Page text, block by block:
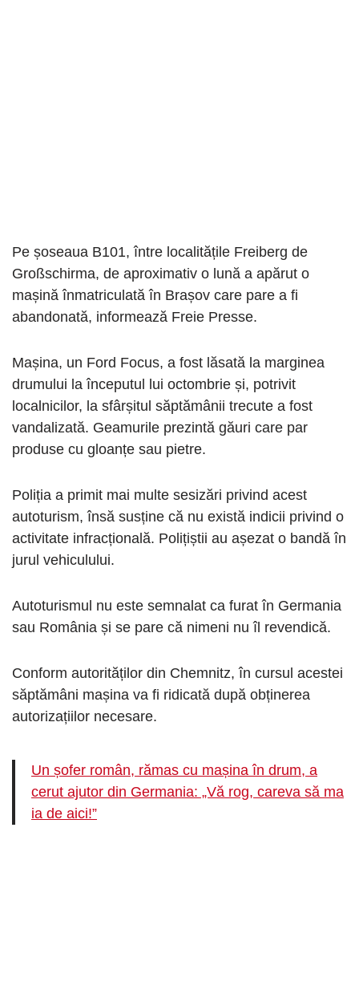
Pe șoseaua B101, între localitățile Freiberg de
Großschirma, de aproximativ o lună a apărut o
mașină înmatriculată în Brașov care pare a fi
abandonată, informează Freie Presse.
Mașina, un Ford Focus, a fost lăsată la marginea
drumului la începutul lui octombrie și, potrivit
localnicilor, la sfârșitul săptămânii trecute a fost
vandalizată. Geamurile prezintă găuri care par
produse cu gloanțe sau pietre.
Poliția a primit mai multe sesizări privind acest
autoturism, însă susține că nu există indicii privind o
activitate infracțională. Polițiștii au așezat o bandă în
jurul vehiculului.
Autoturismul nu este semnalat ca furat în Germania
sau România și se pare că nimeni nu îl revendică.
Conform autorităților din Chemnitz, în cursul acestei
săptămâni mașina va fi ridicată după obținerea
autorizațiilor necesare.
Un șofer român, rămas cu mașina în drum, a
cerut ajutor din Germania: „Vă rog, careva să ma
ia de aici!”